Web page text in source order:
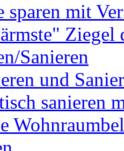
sparen mit
Ziegel
Sanieren
und
sanieren